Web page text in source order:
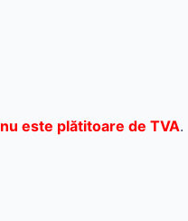
nu este plătitoare de TVA.